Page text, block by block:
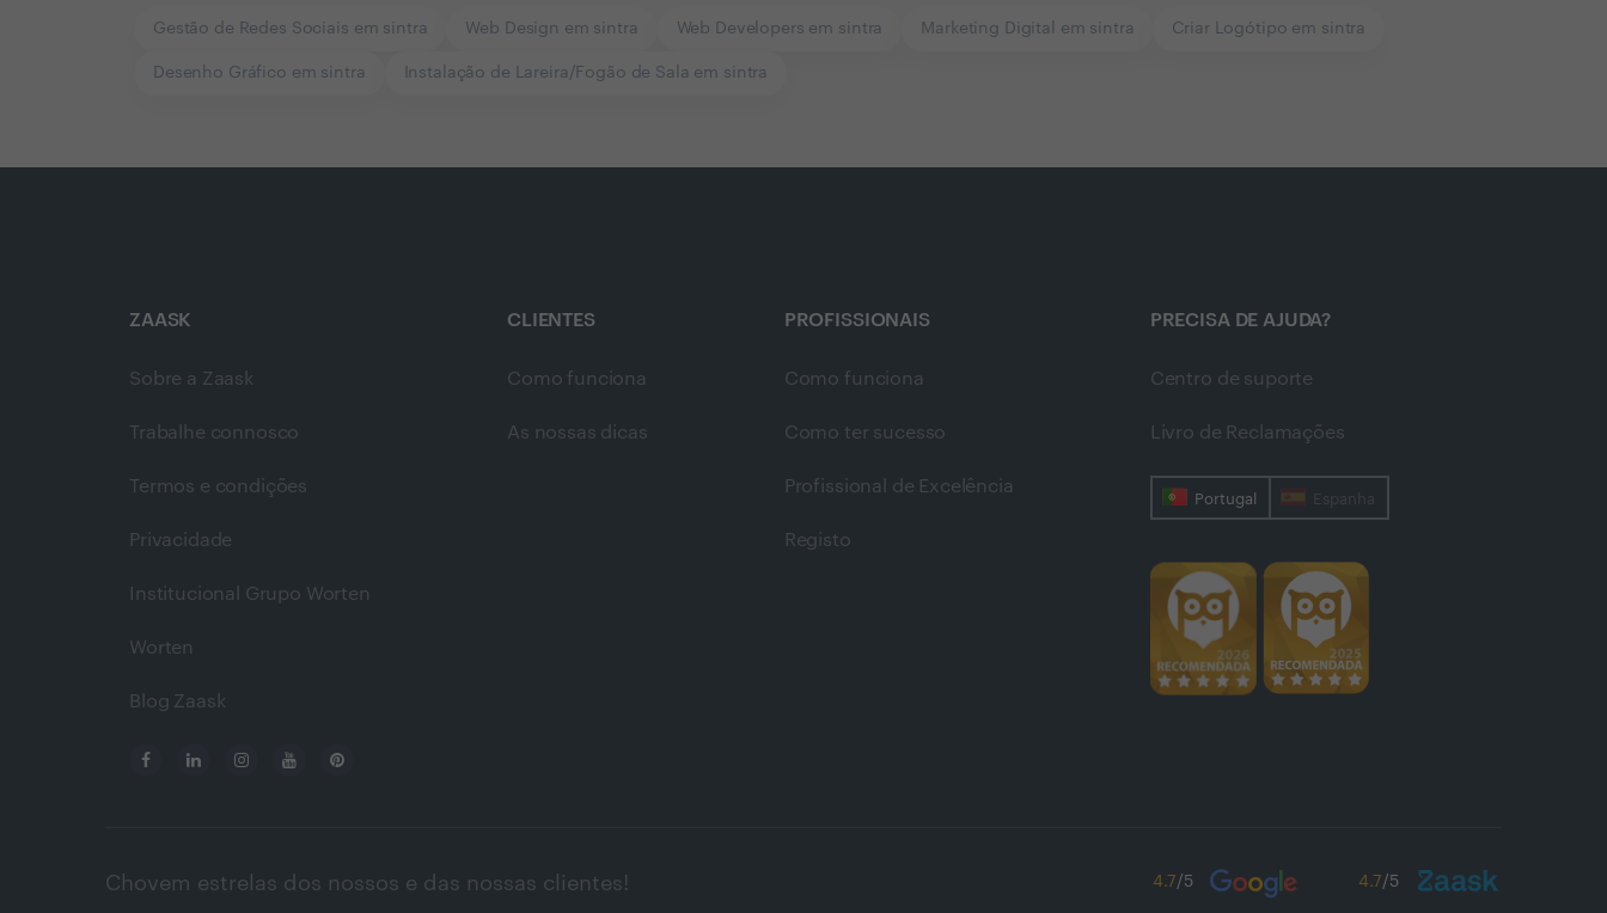
Gestão de Redes Sociais em sintra Web Design em sintra Web Developers em sintra Marketing Digital em sintra Criar Logótipo em sintra
Desenho Gráfico em sintra Instalação de Lareira/Fogão de Sala em sintra
ZAASK
Sobre a Zaask
Trabalhe connosco
Termos e condições
Privacidade
Institucional Grupo Worten
Worten
Blog Zaask
CLIENTES
Como funciona
As nossas dicas
PROFISSIONAIS
Como funciona
Como ter sucesso
Profissional de Excelência
Registo
PRECISA DE AJUDA?
Centro de suporte
Livro de Reclamações
Portugal Espanha
Chovem estrelas dos nossos e das nossas clientes! 4.7/5 4.7/5